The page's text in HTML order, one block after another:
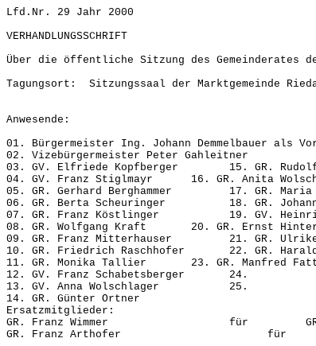
Lfd.Nr. 29 Jahr 2000
VERHANDLUNGSSCHRIFT
Über die öffentliche Sitzung des
Tagungsort: Sitzungssaal der Marktgemeinde
Anwesende:
01. Bürgermeister Ing. Johann Demmelbauer als
02. Vizebürgermeister Peter Gahleitner
03. GV. Elfriede Kopfberger 15. GR. Rudolf
04. GV. Franz Stiglmayr 16. GR. Anita
05. GR. Gerhard Berghammer 17. GR. Maria
06. GR. Berta Scheuringer 18. GR.
07. GR. Franz Köstlinger 19. GV. Heinrich
08. GR. Wolfgang Kraft 20. GR. Ernst
09. GR. Franz Mitterhauser 21. GR. Ulrike
10. GR. Friedrich Raschhofer 22. GR. Harald
11. GR. Monika Tallier 23. GR. Manfred
12. GV. Franz Schabetsberger 24.
13. GV. Anna Wolschlager 25.
14. GR. Günter Ortner
Ersatzmitglieder:
GR. Franz Wimmer für GR.
GR. Franz Arthofer für GR.